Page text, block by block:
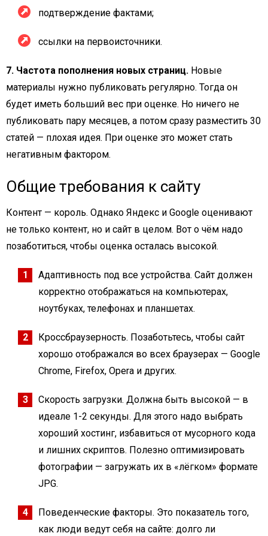
подтверждение фактами;
ссылки на первоисточники.
7. Частота пополнения новых страниц. Новые
материалы нужно публиковать регулярно. Тогда он
будет иметь больший вес при оценке. Но ничего не
публиковать пару месяцев, а потом сразу разместить 30
статей — плохая идея. При оценке это может стать
негативным фактором.
Общие требования к сайту
Контент — король. Однако Яндекс и Google оценивают
не только контент, но и сайт в целом. Вот о чём надо
позаботиться, чтобы оценка осталась высокой.
Адаптивность под все устройства. Сайт должен
корректно отображаться на компьютерах,
ноутбуках, телефонах и планшетах.
Кроссбраузерность. Позаботьтесь, чтобы сайт
хорошо отображался во всех браузерах — Google
Chrome, Firefox, Opera и других.
Скорость загрузки. Должна быть высокой — в
идеале 1-2 секунды. Для этого надо выбрать
хороший хостинг, избавиться от мусорного кода
и лишних скриптов. Полезно оптимизировать
фотографии — загружать их в «лёгком» формате
JPG.
Поведенческие факторы. Это показатель того,
как люди ведут себя на сайте: долго ли